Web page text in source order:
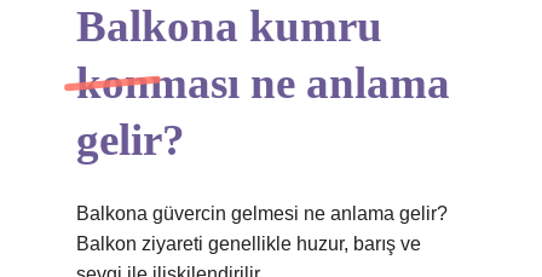
Balkona kumru
konması ne anlama
gelir?
Balkona güvercin gelmesi ne anlama gelir?
Balkon ziyareti genellikle huzur, barış ve